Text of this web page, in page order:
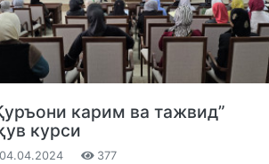
карим ва тажвид”
курси
377